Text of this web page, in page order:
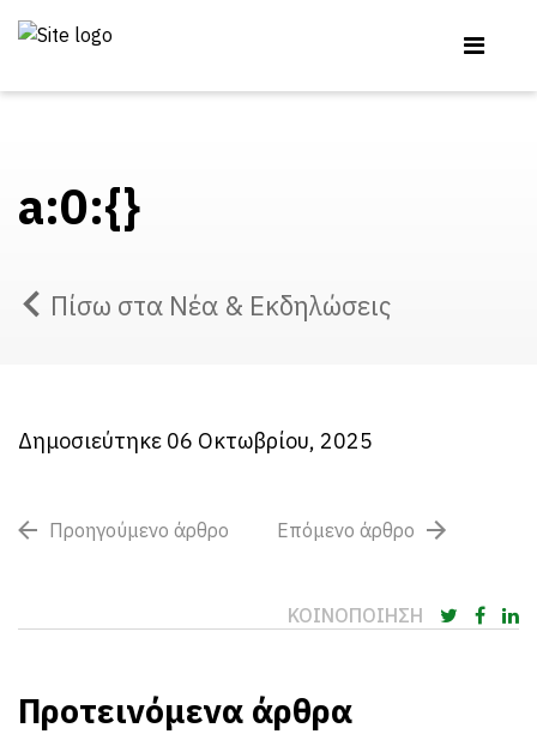
a:0:{}
Πίσω στα Νέα & Εκδηλώσεις
Δημοσιεύτηκε 06 Οκτωβρίου, 2025
Προηγούμενο άρθρο Επόμενο άρθρο
ΚΟΙΝΟΠΟΙΗΣΗ
Προτεινόμενα άρθρα